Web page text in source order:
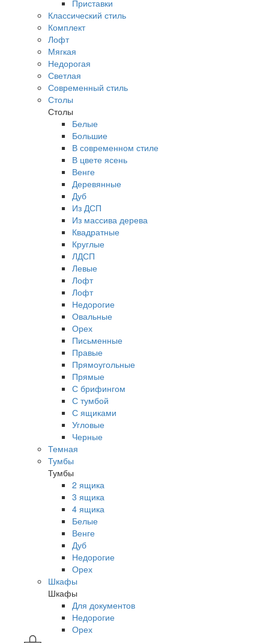
Приставки
Классический стиль
Комплект
Лофт
Мягкая
Недорогая
Светлая
Современный стиль
Столы
Столы
Белые
Большие
В современном стиле
В цвете ясень
Венге
Деревянные
Дуб
Из ДСП
Из массива дерева
Квадратные
Круглые
ЛДСП
Левые
Лофт
Лофт
Недорогие
Овальные
Орех
Письменные
Правые
Прямоугольные
Прямые
С брифингом
С тумбой
С ящиками
Угловые
Черные
Темная
Тумбы
Тумбы
2 ящика
3 ящика
4 ящика
Белые
Венге
Дуб
Недорогие
Орех
Шкафы
Шкафы
Для документов
Недорогие
Орех